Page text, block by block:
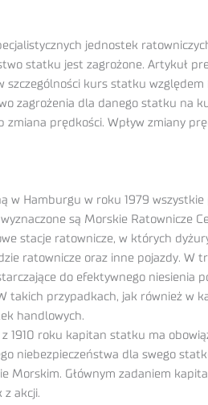
jednostek
statku jest zagrożone. Artykuł
kurs statku
zagrożenia dla danego statku na
zmiana prędkości. Wpływ zmiany
w Hamburgu w roku 1979
są Morskie Ratownicze
stacje ratownicze, w których
ratownicze oraz inne pojazdy. W
do efektywnego
takich przypadkach, jak również w
handlowych.
roku kapitan statku ma
niebezpieczeństwa dla swego
Morskim. Głównym zadaniem
z akcji.